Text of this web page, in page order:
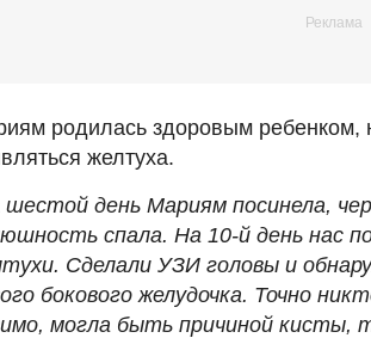
родилась здоровым ребенком,
желтуха.
день Мариям посинела,
спала. На 10-й день нас
Сделали УЗИ головы и
бокового желудочка. Точно
могла быть причиной кисты,